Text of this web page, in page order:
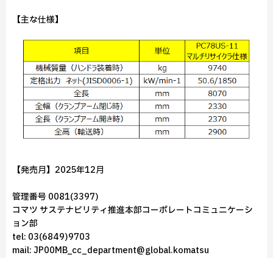
【主な仕様】
【発売月】2025年12月
管理番号 0081(3397)
コマツ サステナビリティ推進本部コーポレートコミュニケーシ
ョン部
tel: 03(6849)9703
mail: JP00MB_cc_department@global.komatsu